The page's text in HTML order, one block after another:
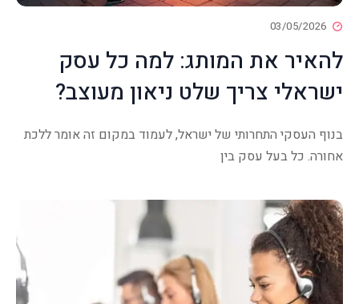
03/05/2026
להאיר את המותג: למה כל עסק
ישראלי צריך שלט ניאון מעוצב?
בנוף העסקי התחרותי של ישראל, לעמוד במקום זה אומר ללכת
אחורה. כל בעל עסק בין